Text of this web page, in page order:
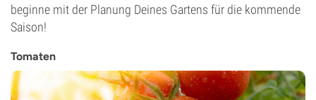
beginne mit der Planung Deines Gartens für die kommende
Saison!
Tomaten